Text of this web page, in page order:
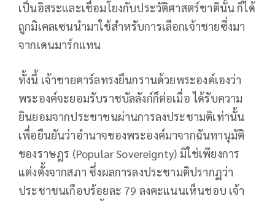
เป็นอิสระและเชื่อมโยงกับประวัติศาสตร์ชาตินั้น ก็ได้
ถูกมิเคลเซนนำมาใช้สำหรับการเลือกเจ้าชายซึ่งมา
จากเดนมาร์กแทน
ทั้งนี้ เจ้าชายคาร์ลทรงยืนกรานด้วยพระองค์เองว่า
พระองค์จะยอมรับราชบัลลังก์ก็ต่อเมื่อ ได้รับความ
ยินยอมจากประชาชนผ่านการลงประชามติเท่านั้น
เพื่อยืนยันว่าอำนาจของพระองค์มาจากฉันทานุมัติ
ของราษฎร (Popular Sovereignty) มิใช่เพียงการ
แต่งตั้งจากสภา ซึ่งผลการลงประชามติปรากฏว่า
ประชาชนเกือบร้อยละ 79 ลงคะแนนเห็นชอบ เจ้า